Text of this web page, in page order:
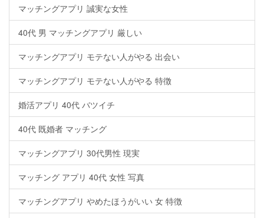
マッチングアプリ 誠実な女性
40代 男 マッチングアプリ 厳しい
マッチングアプリ モテない人がやる 出会い
マッチングアプリ モテない人がやる 特徴
婚活アプリ 40代 バツイチ
40代 既婚者 マッチング
マッチングアプリ 30代男性 現実
マッチング アプリ 40代 女性 写真
マッチングアプリ やめたほうがいい 女 特徴